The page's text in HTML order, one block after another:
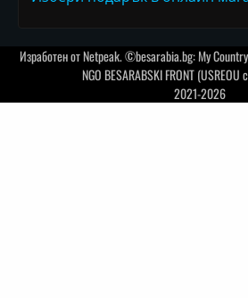
Изработен отNetpeak. ©besarabia.bg: My
NGO BESARABSKI FRONT
2021-2026